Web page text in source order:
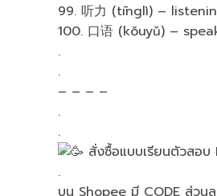
99. 听力 (tīnglì) –
100. 口语 (kǒuyǔ) –
.
.
– – – –
.
.
สั่งซื้อแบบเรียนตัวสอ
.